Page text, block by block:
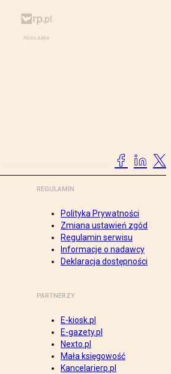
REGULAMIN
Polityka Prywatności
Zmiana ustawień zgód
Regulamin serwisu
Informacje o nadawcy
Deklaracja dostępności
PARTNERZY
E-kiosk.pl
E-gazety.pl
Nexto.pl
Mała księgowość
Kancelarierp.pl